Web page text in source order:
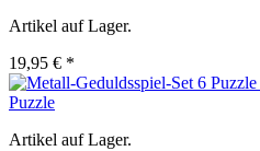
Artikel auf Lager.
19,95 € *
Puzzle
Artikel auf Lager.